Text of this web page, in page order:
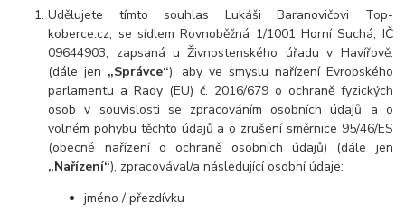
Udělujete tímto souhlas Lukáši Baranovičovi Top-
koberce.cz, se sídlem Rovnoběžná 1/1001 Horní Suchá, IČ
09644903, zapsaná u Živnostenského úřadu v Havířově.
(dále jen „Správce“), aby ve smyslu nařízení Evropského
parlamentu a Rady (EU) č. 2016/679 o ochraně fyzických
osob v souvislosti se zpracováním osobních údajů a o
volném pohybu těchto údajů a o zrušení směrnice 95/46/ES
(obecné nařízení o ochraně osobních údajů) (dále jen
„Nařízení“), zpracovával/a následující osobní údaje:
jméno / přezdívku